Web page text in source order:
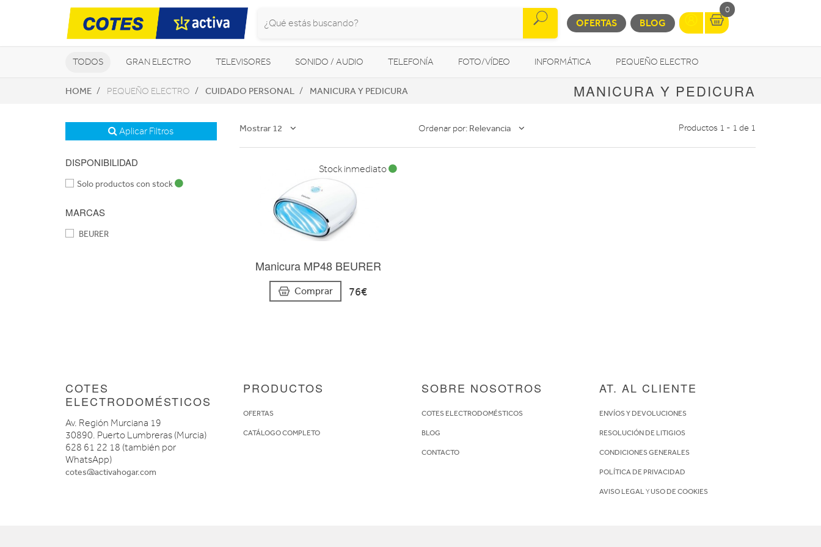
OFERTAS BLOG
0
TODOS GRAN ELECTRO TELEVISORES SONIDO / AUDIO TELEFONÍA FOTO/VÍDEO INFORMÁTICA PEQUEÑO ELECTRO
CLIMATIZACIÓN Y CALEFACCIÓN MOVILIDAD URBANA NAVEGADORES GPS OTROS
HOME PEQUEÑO ELECTRO CUIDADO PERSONAL MANICURA Y PEDICURA MANICURA Y PEDICURA
Aplicar Filtros
DISPONIBILIDAD
Solo productos con stock
MARCAS
BEURER
Mostrar 12 Ordenar por: Relevancia Productos 1 - 1 de 1
Manicura MP48 BEURER
Comprar 76€
Stock inmediato
COTES
ELECTRODOMÉSTICOS
Av. Región Murciana 19
30890. Puerto Lumbreras (Murcia)
628 61 22 18 (también por
WhatsApp)
cotes@activahogar.com
PRODUCTOS
OFERTAS
CATÁLOGO COMPLETO
SOBRE NOSOTROS
COTES ELECTRODOMÉSTICOS
BLOG
CONTACTO
AT. AL CLIENTE
ENVÍOS Y DEVOLUCIONES
RESOLUCIÓN DE LITIGIOS
CONDICIONES GENERALES
POLÍTICA DE PRIVACIDAD
AVISO LEGALYUSO DE COOKIES